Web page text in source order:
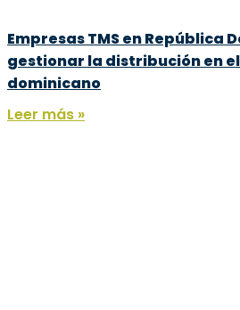
Empresas TMS en República
gestionar la distribución en
dominicano
Leer más »